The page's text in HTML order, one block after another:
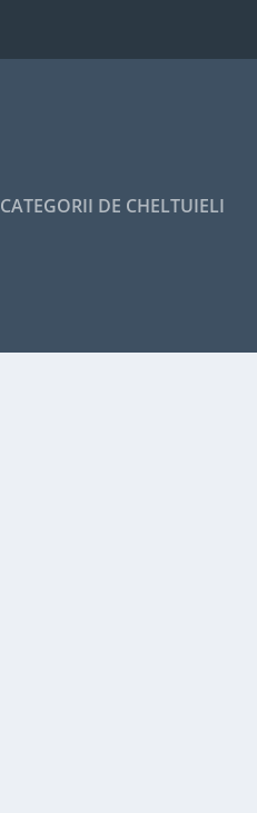
CATEGORII DE CHELTUIELI